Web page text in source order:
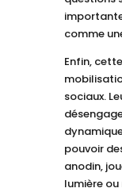
comme
Enfin,
sociaux.
pouvoir
anodin,
lumière